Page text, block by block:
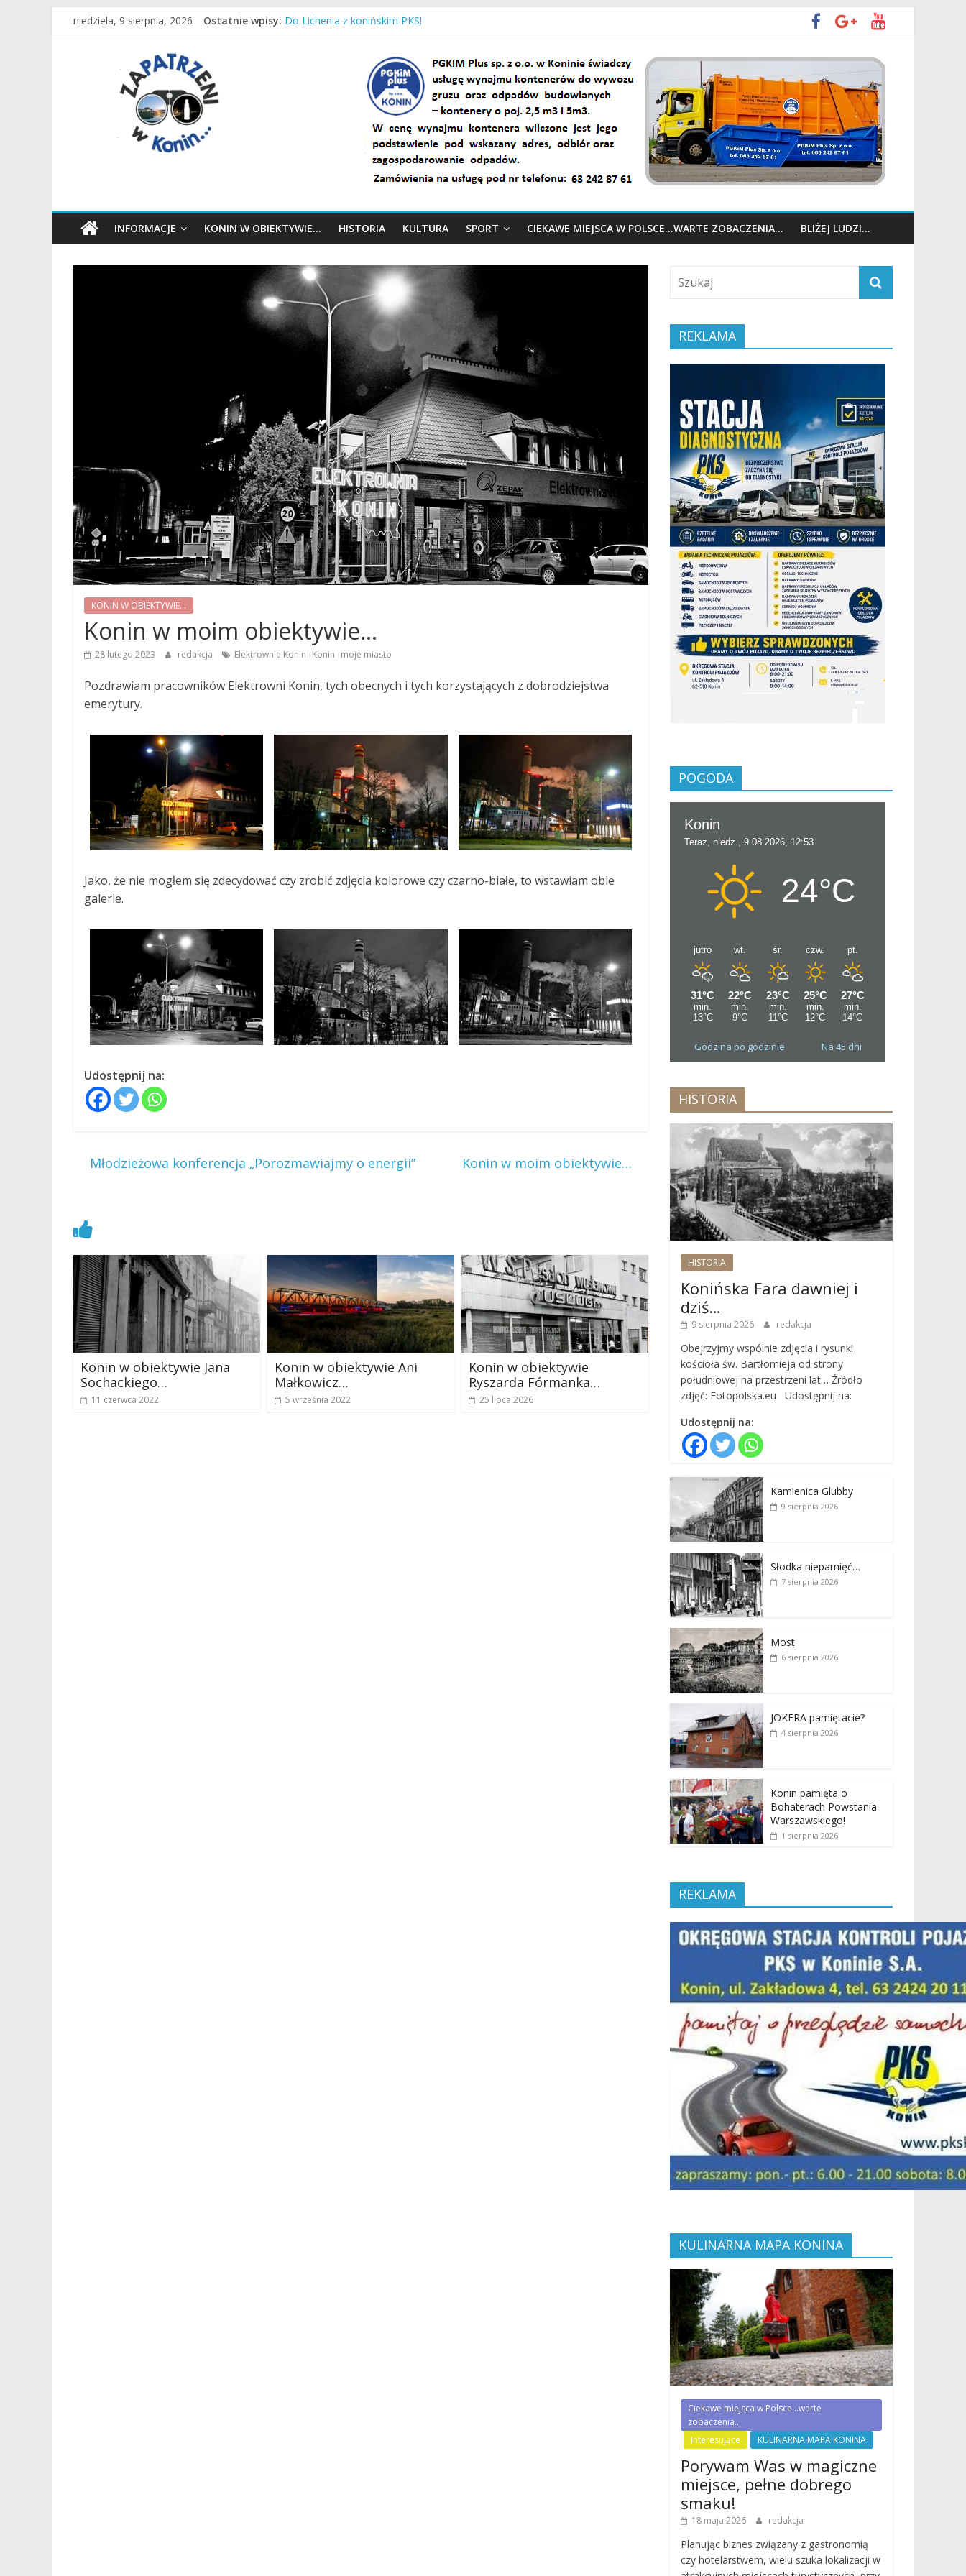
Przejdźniedziela, 9 sierpnia, 2026 Ostatnie wpisy:
Są wakacje, mamy Przystań Gosławice!
Do Lichenia z konińskim PKS!
Konin dawniej i dziś w obiektywie Jana Sochackiego…
Zapatrzeni
Konin
sport,
Konin,
Koło,
Słupca,
INFORMACJE KONIN W OBIEKTYWIE… HISTORIA KULTURA SPORT CIEKAWE MIEJSCA W POLSCE…WARTE ZOBACZENIA… BLIŻEJ LUDZI…
KONIN W OBIEKTYWIE...
Konin w moim obiektywie…
28 lutego 2023 redakcja Elektrownia Konin Konin moje miasto
Pozdrawiam pracowników Elektrowni Konin, tych obecnych i tych korzystających z dobrodziejstwa
emerytury.
Jako, że nie mogłem się zdecydować czy zrobić zdjęcia kolorowe czy czarno-białe, to wstawiam obie
galerie.
Udostępnij na:
Młodzieżowa konferencja „Porozmawiajmy o energii” Konin w moim obiektywie…
Konin w obiektywie Jana
Sochackiego…
11 czerwca 2022
Konin w obiektywie Ani
Małkowicz…
5 września 2022
Konin w obiektywie
Ryszarda Fórmanka…
25 lipca 2026
REKLAMA
POGODA
Godzina po godzinie Na 45 dni
HISTORIA
HISTORIA
Konińska Fara dawniej i
dziś…
9 sierpnia 2026 redakcja
Obejrzyjmy wspólnie zdjęcia i rysunki
kościoła św. Bartłomieja od strony
południowej na przestrzeni lat… Źródło
zdjęć: Fotopolska.eu Udostępnij na:
Udostępnij na:
Kamienica Glubby
9 sierpnia 2026
Słodka niepamięć…
7 sierpnia 2026
Most
6 sierpnia 2026
JOKERA pamiętacie?
4 sierpnia 2026
Konin pamięta o
Bohaterach Powstania
Warszawskiego!
1 sierpnia 2026
REKLAMA
KULINARNA MAPA KONINA
Ciekawe miejsca w Polsce...warte
zobaczenia...
Interesujące
KULINARNA MAPA KONINA
Porywam Was w magiczne
miejsce, pełne dobrego
smaku!
18 maja 2026 redakcja
Planując biznes związany z gastronomią
czy hotelarstwem, wielu szuka lokalizacji w